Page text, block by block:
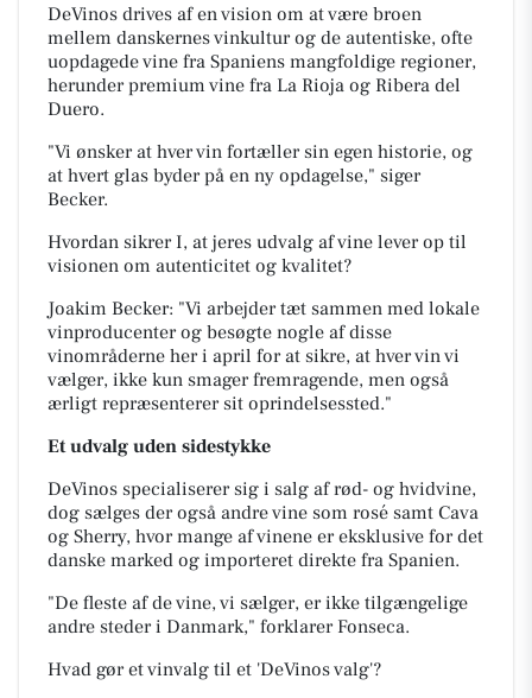
DeVinos drives af en vision om at være broen
mellem danskernes vinkultur og de autentiske, ofte
uopdagede vine fra Spaniens mangfoldige regioner,
herunder premium vine fra La Rioja og Ribera del
Duero.
"Vi ønsker at hver vin fortæller sin egen historie, og
at hvert glas byderpå en ny opdagelse," siger
Becker.
Hvordan sikrer I, at jeres udvalg af vine lever op til
visionen om autenticitet og kvalitet?
Joakim Becker: "Vi arbejder tæt sammen med lokale
vinproducenter og besøgte nogle afdisse
vinområderne her i april for at sikre, at hver vin vi
vælger, ikke kun smager fremragende, men også
ærligt repræsenterer sit oprindelsessted."
Et udvalg uden sidestykke
DeVinos specialiserer sig i salg af rød- og hvidvine,
dog sælges der også andre vine som rosé samt Cava
og Sherry, hvor mange af vinene er eksklusive for det
danske marked og importeret direkte fra Spanien.
"De fleste af de vine, vi sælger, er ikke tilgængelige
andre steder i Danmark," forklarer Fonseca.
Hvad gør et vinvalg til et 'DeVinos valg'?